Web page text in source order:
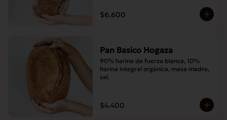
$6.600
Pan Basico Hogaza
90% harina de fuerza blanca, 10%
harina integral orgánica, masa madre,
sal.
$4.400